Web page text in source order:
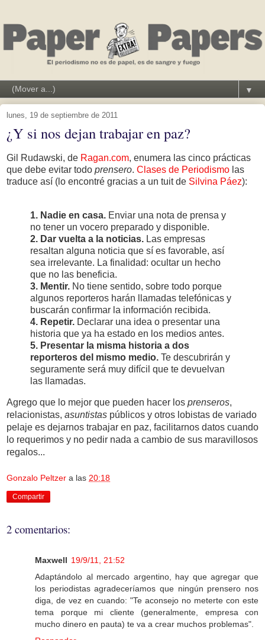
▼
lunes, 19 de septiembre de 2011
¿Y si nos dejan trabajar en paz?
Gil Rudawski, de Ragan.com, enumera las cinco prácticas
que debe evitar todo prensero. Clases de Periodismo las
traduce así (lo encontré gracias a un tuit de Silvina Páez):
1. Nadie en casa. Enviar una nota de prensa y
no tener un vocero preparado y disponible.
2. Dar vuelta a la noticias. Las empresas
resaltan alguna noticia que sí es favorable, así
sea irrelevante. La finalidad: ocultar un hecho
que no las beneficia.
3. Mentir. No tiene sentido, sobre todo porque
algunos reporteros harán llamadas telefónicas y
buscarán confirmar la información recibida.
4. Repetir. Declarar una idea o presentar una
historia que ya ha estado en los medios antes.
5. Presentar la misma historia a dos
reporteros del mismo medio. Te descubrirán y
seguramente será muy difícil que te devuelvan
las llamadas.
Agrego que lo mejor que pueden hacer los prenseros,
relacionistas, asuntistas públicos y otros lobistas de variado
pelaje es dejarnos trabajar en paz, facilitarnos datos cuando
lo requerimos y no pedir nada a cambio de sus maravillosos
regalos...
Gonzalo Peltzer a las 20:18
Compartir
2 comentarios:
Maxwell 19/9/11, 21:52
Adaptándolo al mercado argentino, hay que agregar que
los periodistas agradeceríamos que ningún prensero nos
diga, de vez en cuando: "Te aconsejo no meterte con este
tema porque mi cliente (generalmente, empresa con
mucho dinero en pauta) te va a crear muchos problemas".